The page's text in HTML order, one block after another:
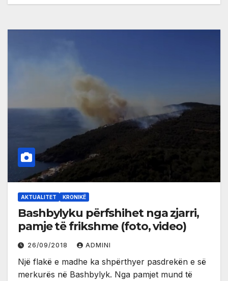
AKTUALITET KRONIKË
Bashbylyku përfshihet nga zjarri,
pamje të frikshme (foto, video)
26/09/2018 ADMINI
Një flakë e madhe ka shpërthyer pasdrekën e së
merkurës në Bashbylyk. Nga pamjet mund të